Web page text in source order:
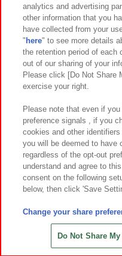
関連会社 サステ
プライバシーポリシー ウ
お取引先さまとともに
カスタマーハラスメント対応方
©Bandai
©Bandai
©HANAYASHIKI
analytics and advertising
other information that you
have collected from your
" here" to see more details
the retention period of each
out of our sharing of your
Please click [Do Not Share
exercise your right.
Please note that even if
preference signals , if you
cookies and other
you will be deemed to have
regardless of the opt-out
understand and agree to
consent on the following
below, then click 'Save
Change your share
Do Not Share